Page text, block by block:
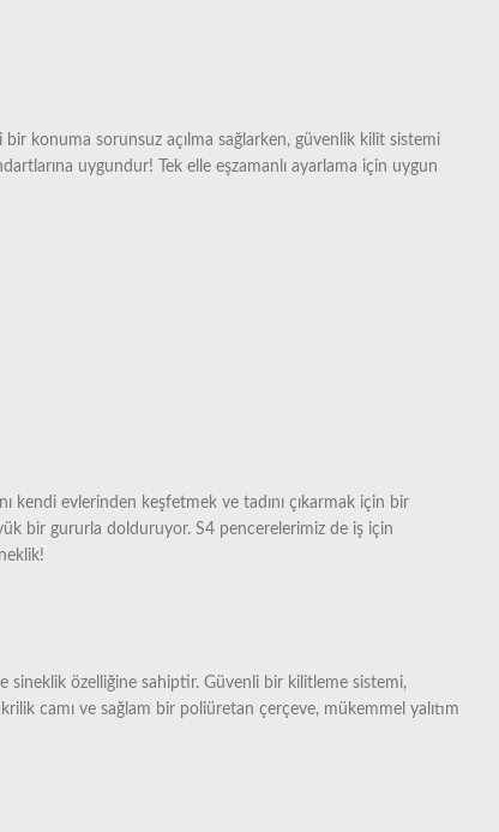
konuma sorunsuz açılma sağlarken, güvenlik kilit sistemi
uygundur! Tek elle eşzamanlı ayarlama için uygun
kendi evlerinden keşfetmek ve tadını çıkarmak için bir
bir gururla dolduruyor. S4 pencerelerimiz de iş için
sineklik özelliğine sahiptir. Güvenli bir kilitleme sistemi,
camı ve sağlam bir poliüretan çerçeve, mükemmel yalıtım